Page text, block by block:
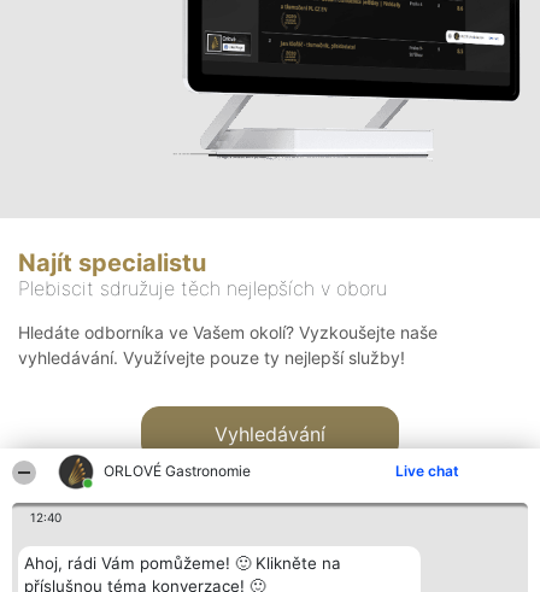
ORLOVÉ Gastronomie Live chat
12:40
Ahoj, rádi Vám pomůžeme! 🙂 Klikněte na
příslušnou téma konverzace! 🙂
Najít specialistu
Plebiscit sdružuje těch nejlepších v oboru
Hledáte odborníka ve Vašem okolí? Vyzkoušejte naše
vyhledávání. Využívejte pouze ty nejlepší služby!
Vyhledávání